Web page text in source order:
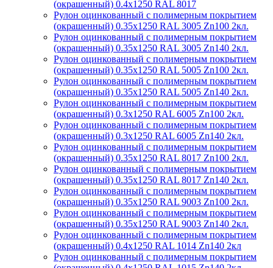
(окрашенный) 0.4x1250 RAL 8017
Рулон оцинкованный с полимерным покрытием
(окрашенный) 0.35x1250 RAL 3005 Zn100 2кл.
Рулон оцинкованный с полимерным покрытием
(окрашенный) 0.35x1250 RAL 3005 Zn140 2кл.
Рулон оцинкованный с полимерным покрытием
(окрашенный) 0.35x1250 RAL 5005 Zn100 2кл.
Рулон оцинкованный с полимерным покрытием
(окрашенный) 0.35x1250 RAL 5005 Zn140 2кл.
Рулон оцинкованный с полимерным покрытием
(окрашенный) 0.3x1250 RAL 6005 Zn100 2кл.
Рулон оцинкованный с полимерным покрытием
(окрашенный) 0.3x1250 RAL 6005 Zn140 2кл.
Рулон оцинкованный с полимерным покрытием
(окрашенный) 0.35x1250 RAL 8017 Zn100 2кл.
Рулон оцинкованный с полимерным покрытием
(окрашенный) 0.35x1250 RAL 8017 Zn140 2кл.
Рулон оцинкованный с полимерным покрытием
(окрашенный) 0.35x1250 RAL 9003 Zn100 2кл.
Рулон оцинкованный с полимерным покрытием
(окрашенный) 0.35x1250 RAL 9003 Zn140 2кл.
Рулон оцинкованный с полимерным покрытием
(окрашенный) 0.4x1250 RAL 1014 Zn140 2кл
Рулон оцинкованный с полимерным покрытием